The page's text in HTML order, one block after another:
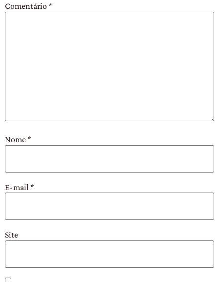
Comentário*
Nome*
E-mail *
Site